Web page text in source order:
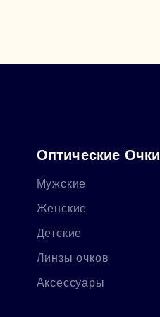
Оптические Очки
Мужские
Женские
Детские
Линзы очков
Аксессуары